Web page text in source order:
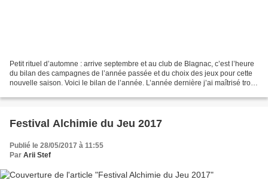
Petit rituel d’automne : arrive septembre et au club de Blagnac, c’est l’heure
du bilan des campagnes de l’année passée et du choix des jeux pour cette
nouvelle saison. Voici le bilan de l’année. L’année dernière j’ai maîtrisé trois
Festival Alchimie du Jeu 2017
Publié le 28/05/2017 à 11:55
Par Arii Stef